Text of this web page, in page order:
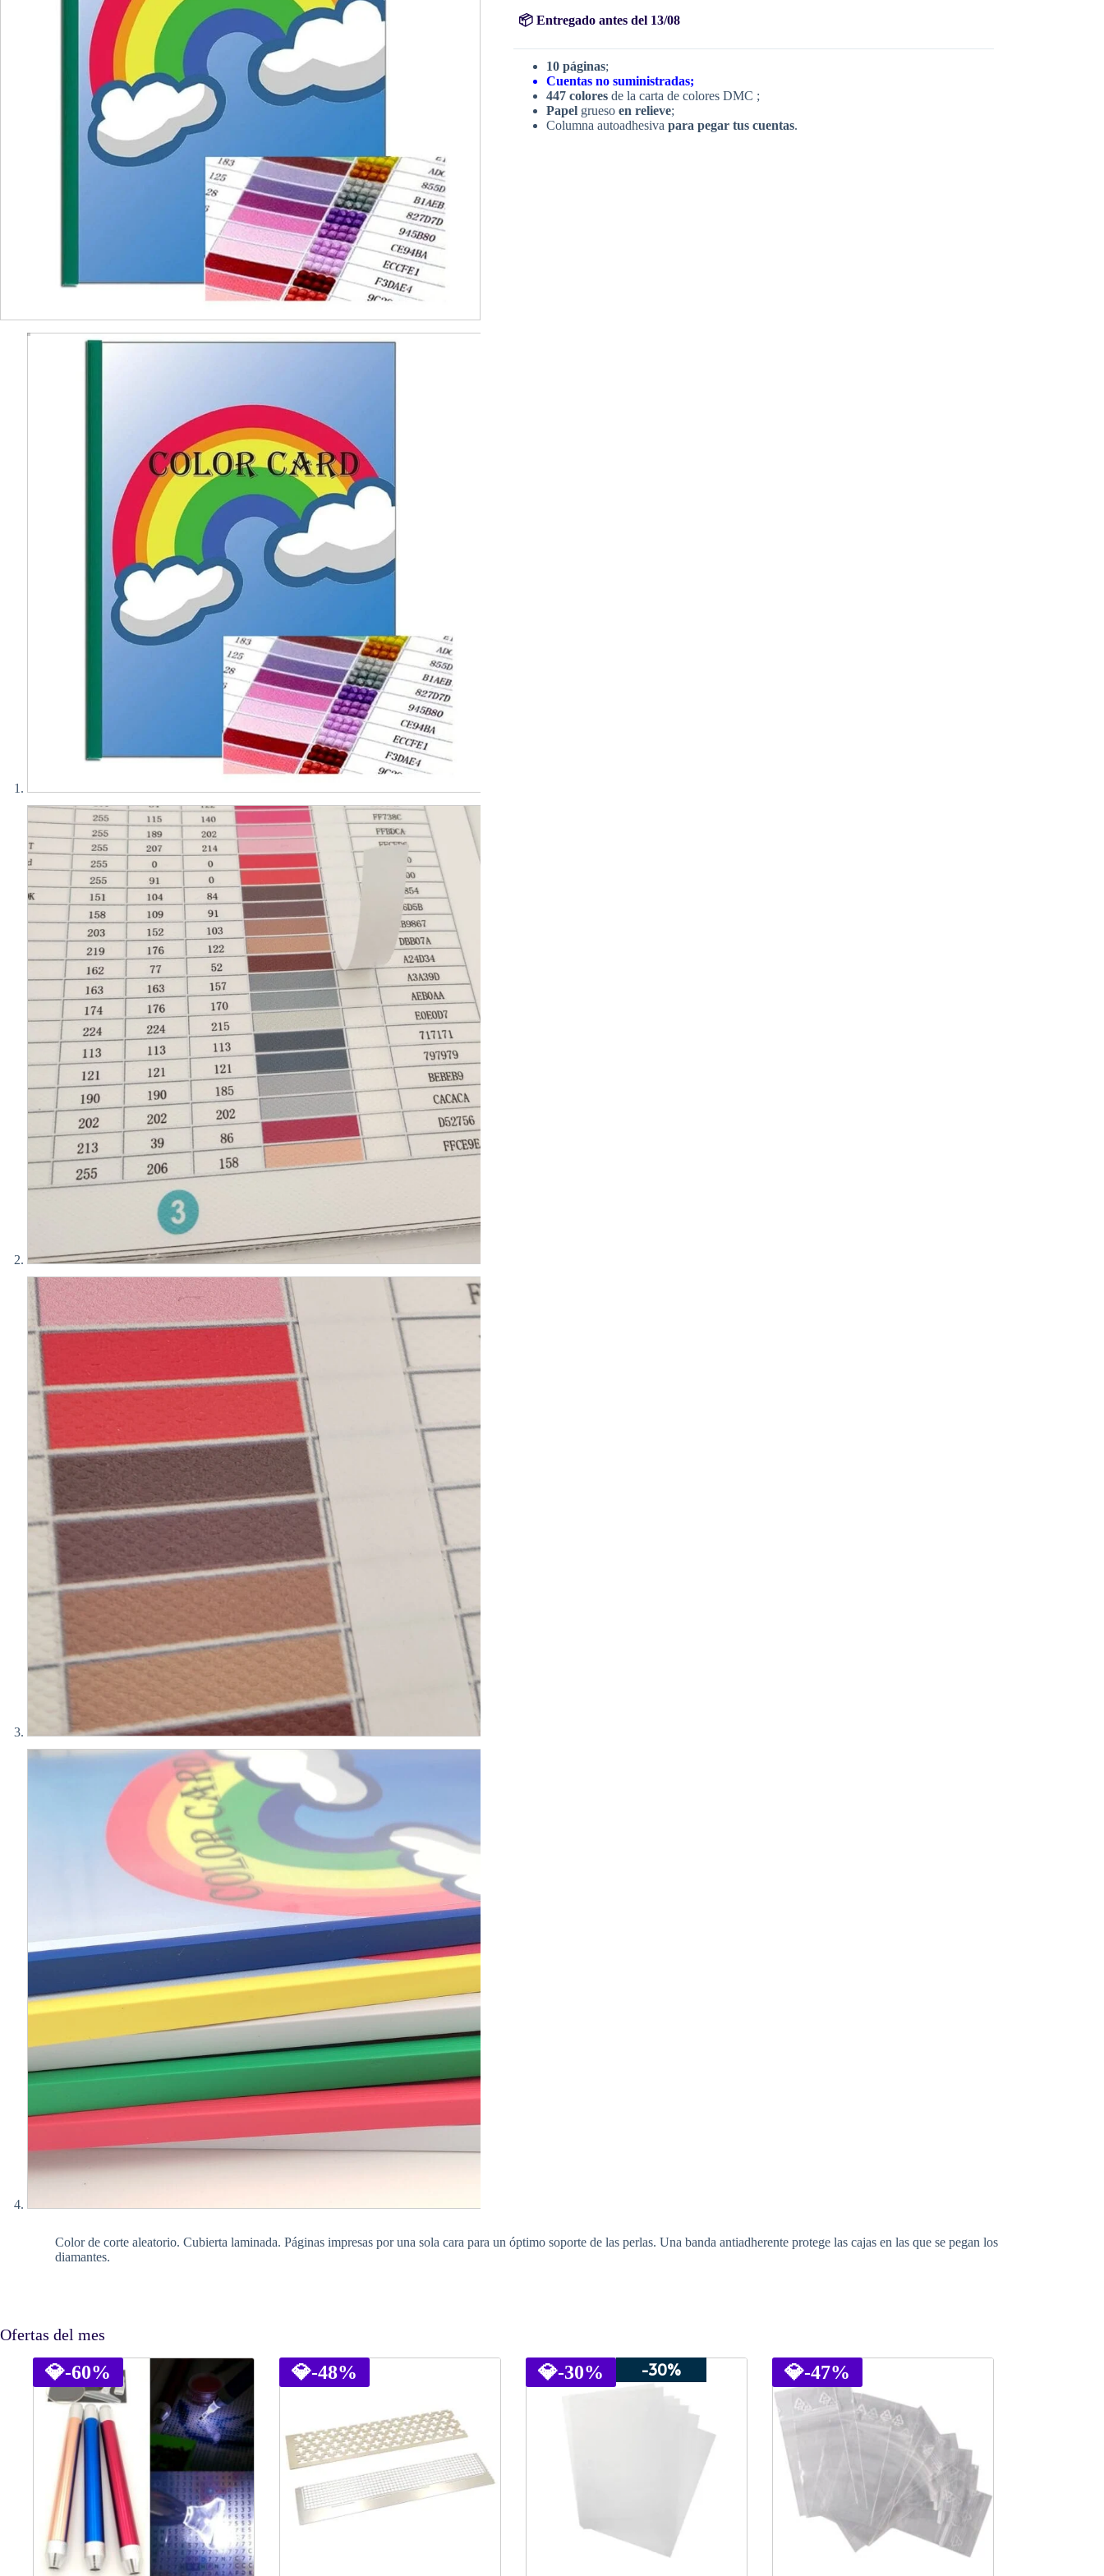
$23.00.
$17.22.
diamante
adhesivos)
cantidad
📦 Entregado antes del 13/08
10 páginas;
Cuentas no suministradas;
447 coloresde la carta de colores DMC ;
Papelgrueso en relieve;
Columna autoadhesiva para pegar tus cuentas.
Color de corte aleatorio. Cubierta laminada. Páginas impresas por una sola cara para un óptimo soporte de las perlas. Una banda antiadherente protege las cajas en las que se pegan los
diamantes.
Ofertas del mes
💎-60% 💎-48% 💎-30% -30% 💎-47%